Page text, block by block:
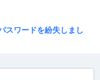
ワードを紛失しまし